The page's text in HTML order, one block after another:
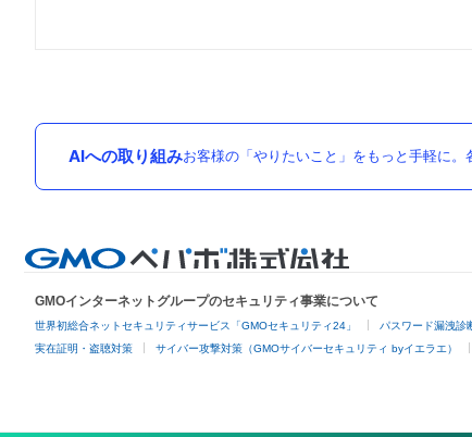
AIへの取り組みお客様の「やりたいこと」をもっと手軽に。
GMOインターネットグループのセキュリティ事業について
世界初総合ネットセキュリティサービス「GMOセキュリティ24」 パスワード漏洩診
実在証明・盗聴対策 サイバー攻撃対策（GMOサイバーセキュリティ byイエラエ）